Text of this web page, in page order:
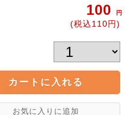
100 円
(税込110円)